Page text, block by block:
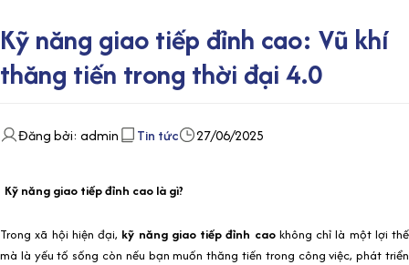
Kỹ năng giao tiếp đỉnh cao: Vũ khí
thăng tiến trong thời đại 4.0
Đăng bởi: admin Tin tức 27/06/2025
Kỹ năng giao tiếp đỉnh cao là gì?
Trong xã hội hiện đại, kỹ năng giao tiếp đỉnh caokhông chỉ là một lợi thế
mà là yếu tố sống còn nếu bạn muốn thăng tiến trong công việc, phát triển